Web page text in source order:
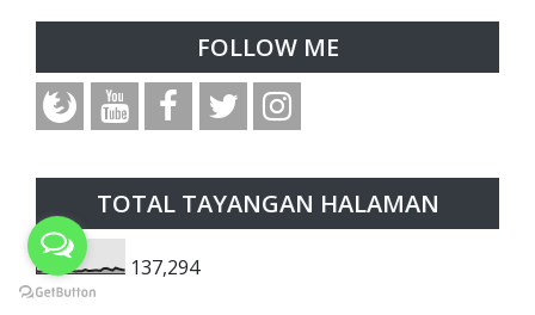
FOLLOW ME
TOTAL TAYANGAN HALAMAN
137,294